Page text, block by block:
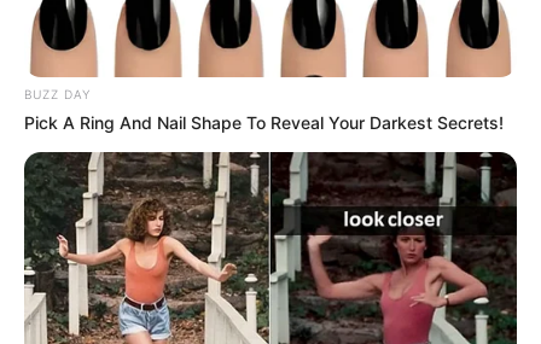
BUZZ DAY
Pick A Ring And Nail Shape To Reveal Your Darkest Secrets!